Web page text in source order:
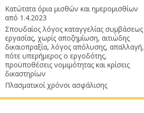
Κατώτατα όρια μισθών και ημερομισθίων
από 1.4.2023
Σπουδαίος λόγος καταγγελίας συμβάσεως
εργασίας, χωρίς αποζημίωση, αιτιώδης
δικαιοπραξία, λόγος απόλυσης, απαλλαγή,
πότε υπερήμερος ο εργοδότης,
προϋποθέσεις νομιμότητας και κρίσεις
δικαστηρίων
Πλασματικοί χρόνοι ασφάλισης